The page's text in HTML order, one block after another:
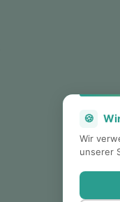
🍪
Wir
unserer